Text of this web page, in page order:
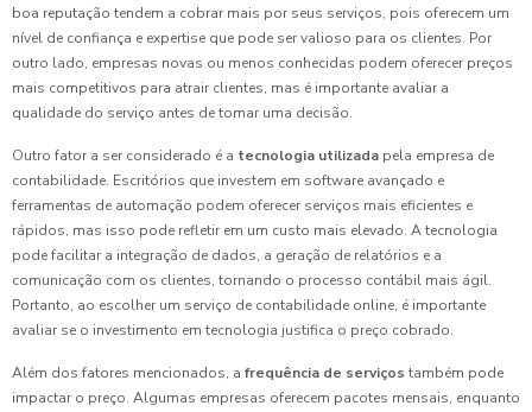
boa reputação tendem a cobrar mais por seus serviços, pois oferecem um
nível de confiança e expertise que pode ser valioso para os clientes. Por
outro lado, empresas novas ou menos conhecidas podem oferecer preços
mais competitivos para atrair clientes, mas é importante avaliar a
qualidade do serviço antes de tomar uma decisão.
Outro fator a ser considerado é a tecnologia utilizada pela empresa de
contabilidade. Escritórios que investem em software avançado e
ferramentas de automação podem oferecer serviços mais eficientes e
rápidos, mas isso pode refletir em um custo mais elevado. A tecnologia
pode facilitar a integração de dados, a geração de relatórios e a
comunicação com os clientes, tornando o processo contábil mais ágil.
Portanto, ao escolher um serviço de contabilidade online, é importante
avaliar se o investimento em tecnologia justifica o preço cobrado.
Além dos fatores mencionados, a frequência de serviços também pode
impactar o preço. Algumas empresas oferecem pacotes mensais, enquanto